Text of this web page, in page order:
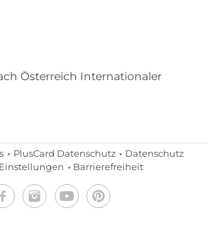
Österreich Internationaler
PlusCard Datenschutz
Datenschutz
Barrierefreiheit